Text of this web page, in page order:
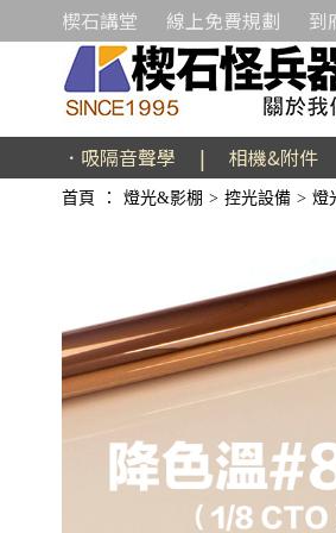
楔石講堂 線上免費規劃 到
．吸隔音聲學 | 相機&附件
首頁 ： 燈光&影棚 > 控光設備 > 燈